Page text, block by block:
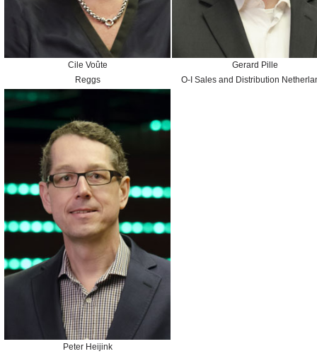
Cile Voûte
Reggs
Gerard Pille
O-I Sales and Distribution
Peter Heijink